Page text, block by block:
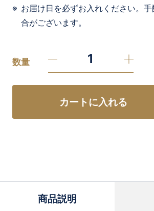
お届け日を必ずお入れください。
合がございます。
数量
カートに入れる
商品説明